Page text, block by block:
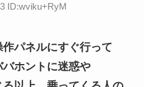
ID:wviku+RyM
パネルにすぐ行って
ホントに迷惑や